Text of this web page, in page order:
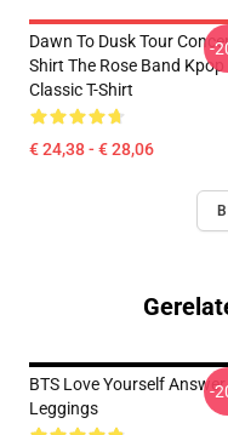
Dawn To Dusk Tour
Shirt The Rose Band Kpop
Classic T-Shirt
€ 24,38 - € 28,06
-
BTS Love Yourself Answer
Leggings
-